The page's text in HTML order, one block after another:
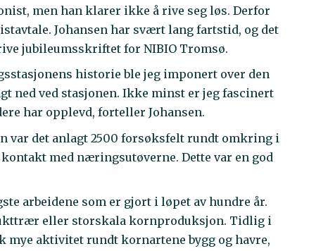
men han klarer ikke å rive seg løs. Derfor
Johansen har svært lang fartstid, og det
jubileumsskriftet for NIBIO Tromsø.
historie ble jeg imponert over den
ned ved stasjonen. Ikke minst er jeg fascinert
har opplevd, forteller Johansen.
var det anlagt 2500 forsøksfelt rundt omkring i
med næringsutøverne. Dette var en god
arbeidene som er gjort i løpet av hundre år.
eller storskala kornproduksjon. Tidlig i
aktivitet rundt kornartene bygg og havre,